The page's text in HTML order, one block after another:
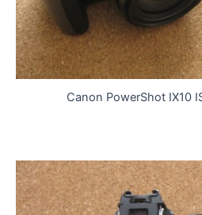
Canon PowerShot IX10